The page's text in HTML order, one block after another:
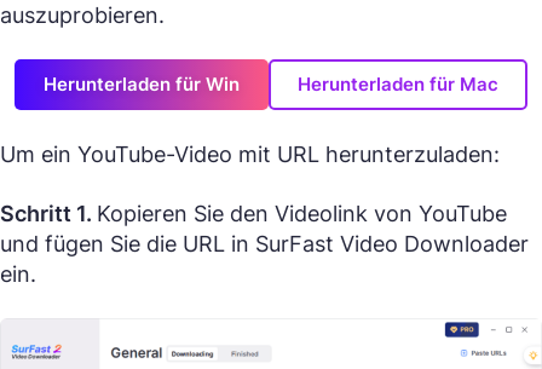
auszuprobieren.
Herunterladen für Win Herunterladen für Mac
Um ein YouTube-Video mit URL herunterzuladen:
Schritt 1. Kopieren Sie den Videolink von YouTube
und fügen Sie die URL in SurFast Video Downloader
ein.